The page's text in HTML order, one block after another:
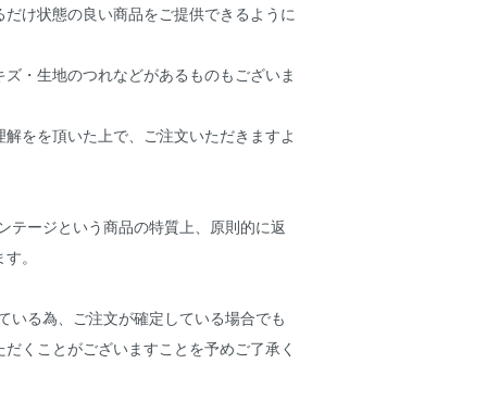
け状態の良い商品をご提供できるように
・生地のつれなどがあるものもございま
をを頂いた上で、ご注文いただきますよ
テージという商品の特質上、原則的に返
。
いる為、ご注文が確定している場合でも
くことがございますことを予めご了承く